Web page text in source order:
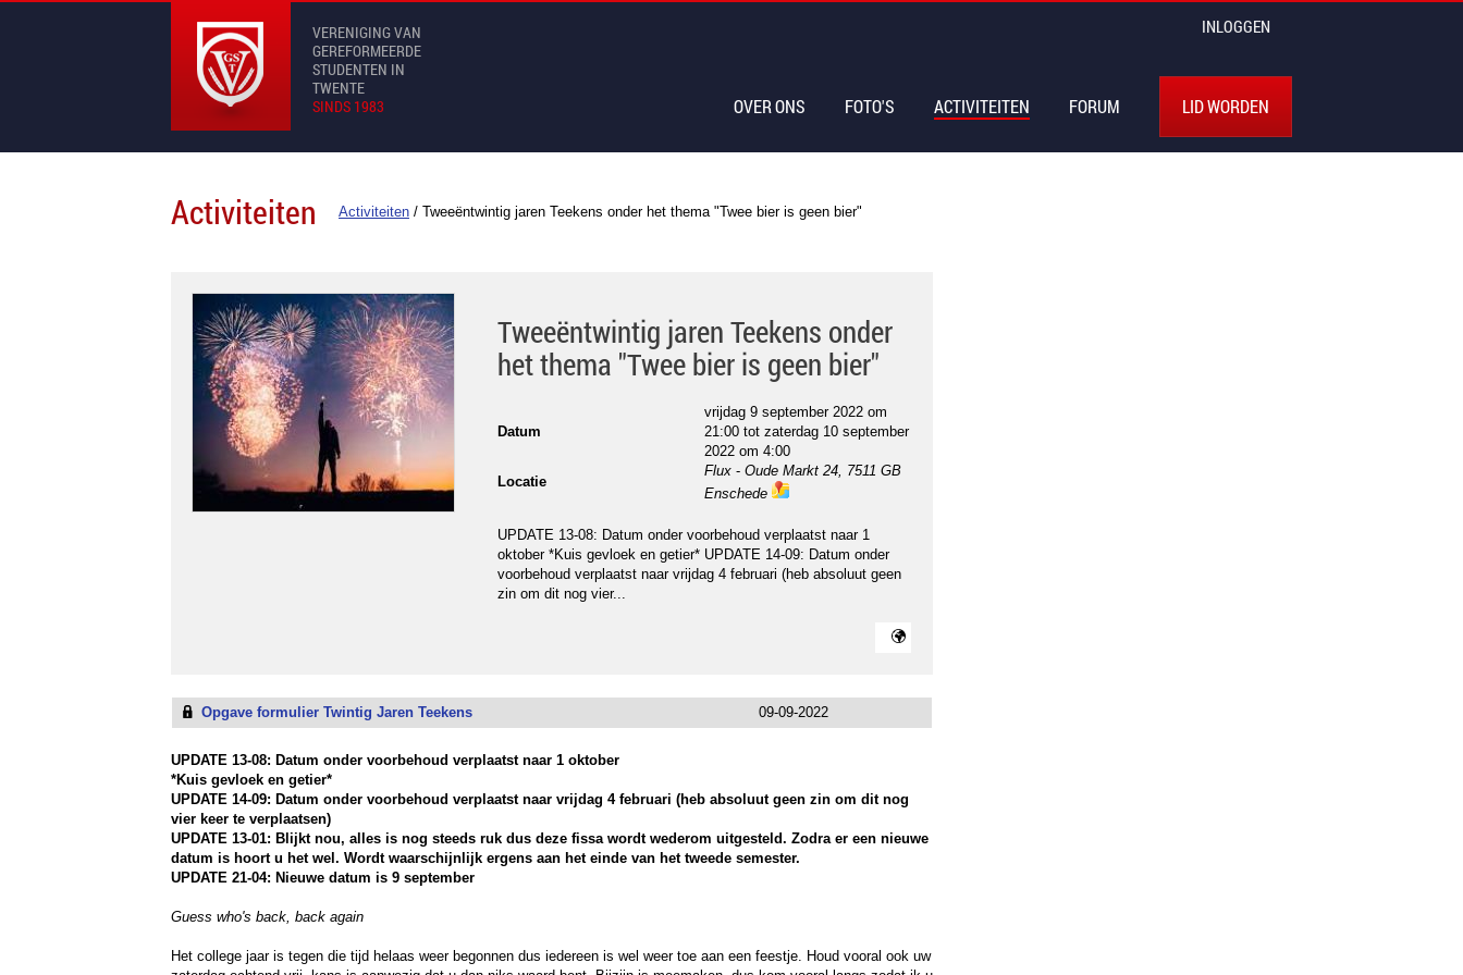
VERENIGING VAN
GEREFORMEERDE
STUDENTEN IN
TWENTE
SINDS 1983
INLOGGEN
OVER ONS FOTO'S ACTIVITEITEN FORUM LID WORDEN
Activiteiten Activiteiten / Tweeëntwintig jaren Teekens onder het thema "Twee bier is geen bier"
Tweeëntwintig jaren Teekens onder
het thema "Twee bier is geen bier"
Datum
vrijdag 9 september 2022 om
21:00 tot zaterdag 10 september
2022 om 4:00
Locatie
Flux - Oude Markt 24, 7511 GB
Enschede
UPDATE 13-08: Datum onder voorbehoud verplaatst naar 1
oktober *Kuis gevloek en getier* UPDATE 14-09: Datum onder
voorbehoud verplaatst naar vrijdag 4 februari (heb absoluut geen
zin om dit nog vier...
Opgave formulier Twintig Jaren Teekens 09-09-2022
UPDATE 13-08: Datum onder voorbehoud verplaatst naar 1 oktober
*Kuis gevloek en getier*
UPDATE 14-09: Datum onder voorbehoud verplaatst naar vrijdag 4 februari (heb absoluut geen zin om dit nog
vier keer te verplaatsen)
UPDATE 13-01: Blijkt nou, alles is nog steeds ruk dus deze fissa wordt wederom uitgesteld. Zodra er een nieuwe
datum is hoort u het wel. Wordt waarschijnlijk ergens aan het einde van het tweede semester.
UPDATE 21-04: Nieuwe datum is 9 september
Guess who's back, back again
Het college jaar is tegen die tijd helaas weer begonnen dus iedereen is wel weer toe aan een feestje. Houd vooral ook uw